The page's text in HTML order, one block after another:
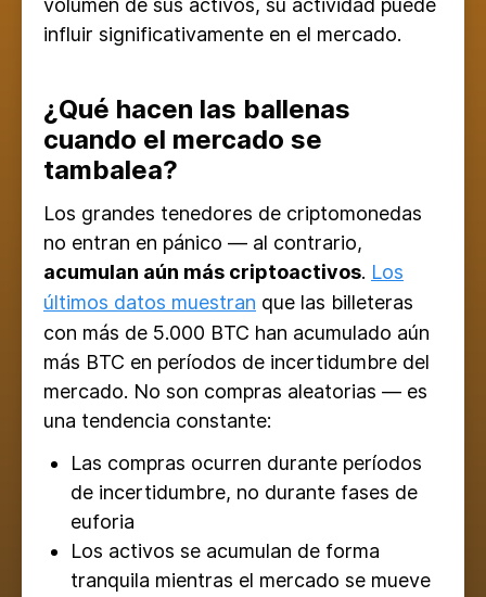
volumen de sus activos, su actividad puede
influir significativamente en el mercado.
¿Qué hacen las ballenas
cuando el mercado se
tambalea?
Los grandes tenedores de criptomonedas
no entran en pánico — al contrario,
acumulan aún más criptoactivos. Los
últimos datos muestran que las billeteras
con más de 5.000 BTC han acumulado aún
más BTC en períodos de incertidumbre del
mercado. No son compras aleatorias — es
una tendencia constante:
Las compras ocurren durante períodos
de incertidumbre, no durante fases de
euforia
Los activos se acumulan de forma
tranquila mientras el mercado se mueve